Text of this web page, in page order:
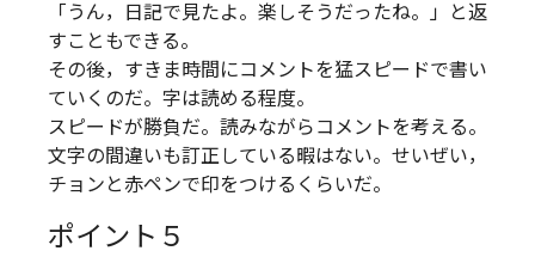
「うん，日記で見たよ。楽しそうだったね。」と返
すこともできる。
その後，すきま時間にコメントを猛スピードで書い
ていくのだ。字は読める程度。
スピードが勝負だ。読みながらコメントを考える。
文字の間違いも訂正している暇はない。せいぜい，
チョンと赤ペンで印をつけるくらいだ。
ポイント５